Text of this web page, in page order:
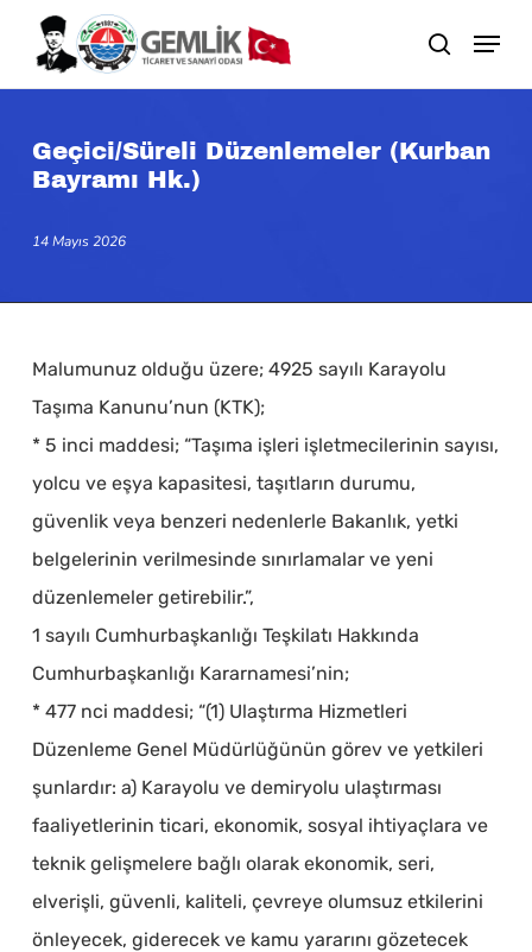
main
search
Geçici/Süreli Düzenlemeler (Kurban
Bayramı Hk.)
14 Mayıs 2026
Malumunuz olduğu üzere; 4925 sayılı Karayolu
Taşıma Kanunu’nun (KTK);
* 5 inci maddesi; “Taşıma işleri işletmecilerinin sayısı,
yolcu ve eşya kapasitesi, taşıtların durumu,
güvenlik veya benzeri nedenlerle Bakanlık, yetki
belgelerinin verilmesinde sınırlamalar ve yeni
düzenlemeler getirebilir.”,
1 sayılı Cumhurbaşkanlığı Teşkilatı Hakkında
Cumhurbaşkanlığı Kararnamesi’nin;
* 477 nci maddesi; “(1) Ulaştırma Hizmetleri
Düzenleme Genel Müdürlüğünün görev ve yetkileri
şunlardır: a) Karayolu ve demiryolu ulaştırması
faaliyetlerinin ticari, ekonomik, sosyal ihtiyaçlara ve
teknik gelişmelere bağlı olarak ekonomik, seri,
elverişli, güvenli, kaliteli, çevreye olumsuz etkilerini
önleyecek, giderecek ve kamu yararını gözetecek